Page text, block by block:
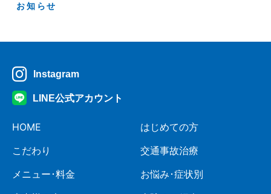
お知らせ
Instagram
LINE公式アカウント
HOME
はじめての方
こだわり
交通事故治療
メニュー･料金
お悩み･症状別